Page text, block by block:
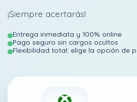
¡Siempre acertarás!
Entrega inmediata y 100% online
Pago seguro sin cargos ocultos
Flexibilidad total: elige la opción de